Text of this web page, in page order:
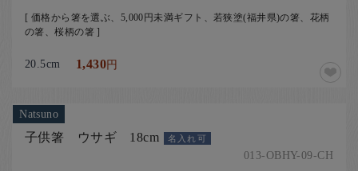
[ 価格から箸を選ぶ、5,000円未満ギフト、若狭塗(福井県)の箸、花柄
の箸、桜柄の箸 ]
20.5cm 1,430円
Natsuno
子供箸 ウサギ 18cm 名入れ可
013-OBHY-09-CH